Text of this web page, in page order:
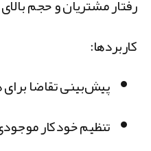
مشتریان و حجم بالای
پیش‌بینی تقاضا برای
تنظیم خودکار موجودی